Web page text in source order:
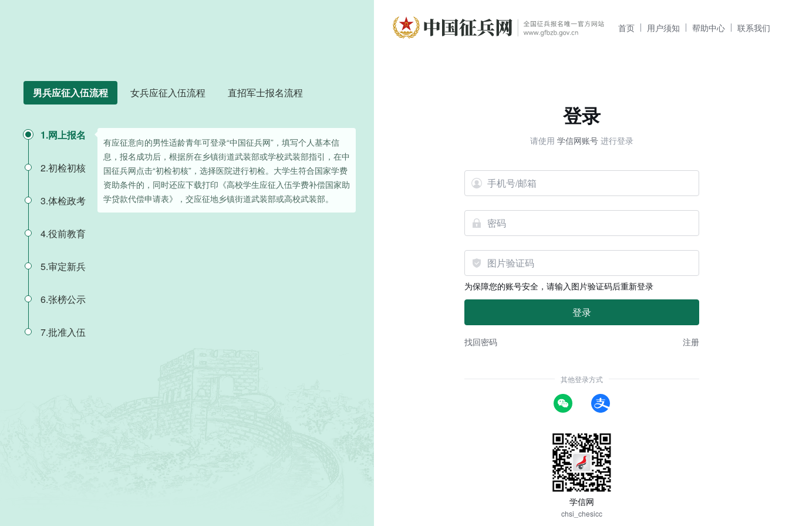
男兵应征入伍流程 女兵应征入伍流程 直招军士报名流程
1.网上报名
有应征意向的男性适龄青年可登录“中国征兵网”，填写个人基本信
息，报名成功后，根据所在乡镇街道武装部或学校武装部指引，在中
国征兵网点击“初检初核”，选择医院进行初检。大学生符合国家学费
资助条件的，同时还应下载打印《高校学生应征入伍学费补偿国家助
学贷款代偿申请表》，交应征地乡镇街道武装部或高校武装部。
2.初检初核
3.体检政考
4.役前教育
5.审定新兵
6.张榜公示
7.批准入伍
首页 用户须知 帮助中心 联系我们
登录
请使用 学信网账号进行登录
为保障您的账号安全，请输入图片验证码后重新登录
找回密码 注册
其他登录方式
学信网
chsi_chesicc